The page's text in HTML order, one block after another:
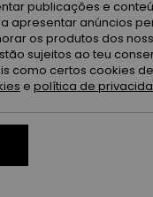
publicações e
apresentar anúncios
os produtos dos
sujeitos ao teu
como certos cookies
e política de